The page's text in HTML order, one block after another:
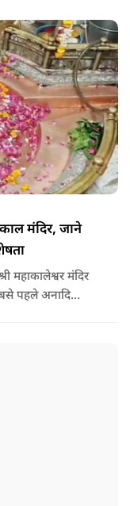
मंदिर, जाने
महाकालेश्वर मंदिर
पहले अनादि